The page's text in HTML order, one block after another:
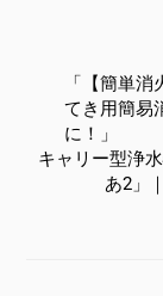
「【簡単
てき用簡易
に！」
キャリー型浄
あ2」